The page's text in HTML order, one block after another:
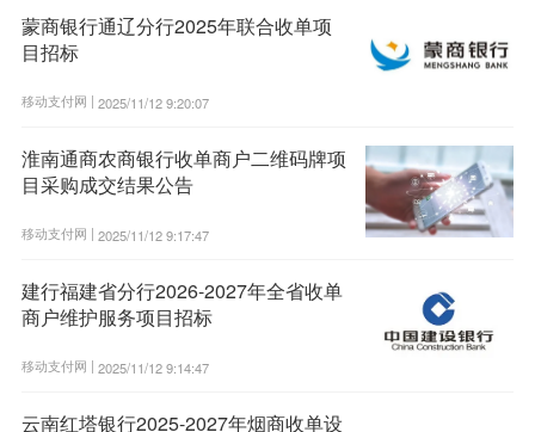
蒙商银行通辽分行2025年联合收单项
目招标
移动支付网 | 2025/11/12 9:20:07
淮南通商农商银行收单商户二维码牌项
目采购成交结果公告
移动支付网 | 2025/11/12 9:17:47
建行福建省分行2026-2027年全省收单
商户维护服务项目招标
移动支付网 | 2025/11/12 9:14:47
云南红塔银行2025-2027年烟商收单设